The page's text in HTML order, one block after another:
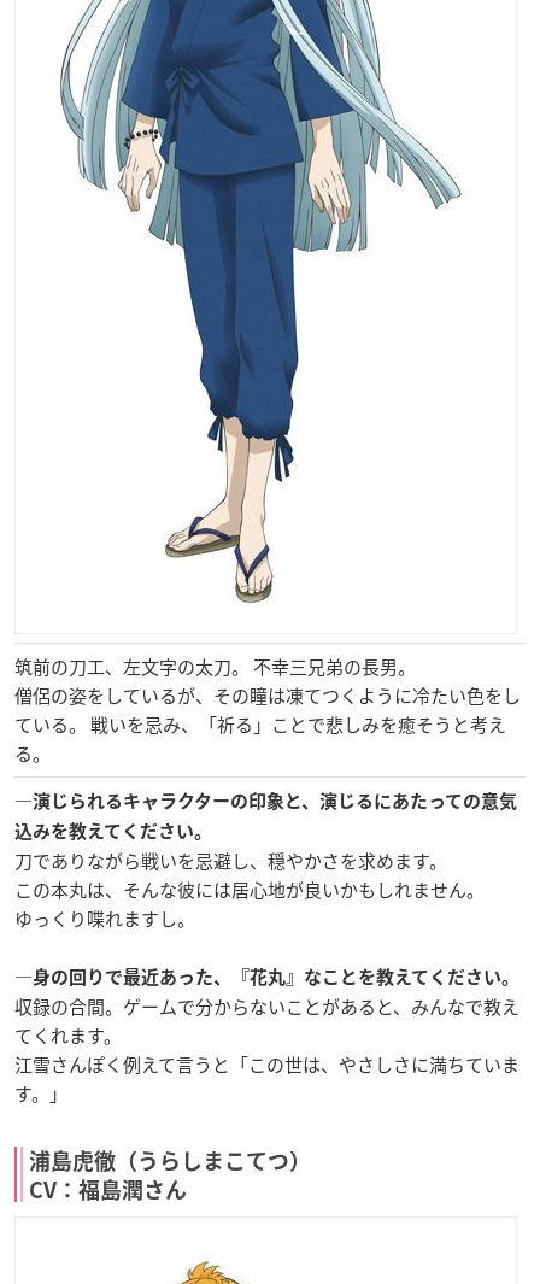
筑前の刀工、左文字の太刀。 不幸三兄弟の長男。
僧侶の姿をしているが、その瞳は凍てつくように冷たい色をし
ている。 戦いを忌み、「祈る」ことで悲しみを癒そうと考え
る。
―演じられるキャラクターの印象と、演じるにあたっての意気
込みを教えてください。
刀でありながら戦いを忌避し、穏やかさを求めます。
この本丸は、そんな彼には居心地が良いかもしれません。
ゆっくり喋れますし。
―身の回りで最近あった、『花丸』なことを教えてください。
収録の合間。ゲームで分からないことがあると、みんなで教え
てくれます。
江雪さんぽく例えて言うと「この世は、やさしさに満ちていま
す。」
浦島虎徹（うらしまこてつ）
CV：福島潤さん